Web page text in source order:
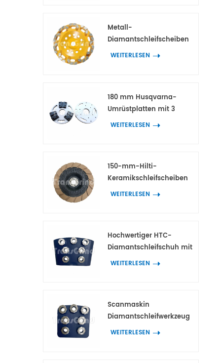
Metall-
Diamantschleifscheiben
mit bogenförmigen
WEITERLESEN
180 mm Husqvarna-
Umrüstplatten mit 3
Adaptern für HTC- und
WEITERLESEN
150-mm-Hilti-
Keramikschleifscheiben
für die
WEITERLESEN
Hochwertiger HTC-
Diamantschleifschuh mit
7 Blumenringsegmenten
WEITERLESEN
Scanmaskin
Diamantschleifwerkzeug
mit 7 blütenförmigen
WEITERLESEN